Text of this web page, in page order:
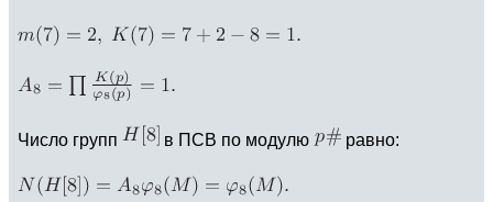
Число групп в ПСВ по модулю равно: